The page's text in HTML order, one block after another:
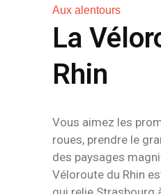
Aux alentours
La
Rhin
Vous aimez les
roues, prendre le
des paysages
Véloroute du Rhin